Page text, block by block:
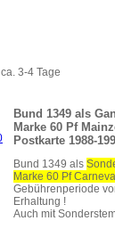
ca. 3-4 Tage
Bund 1349 als
Marke 60 Pf
Postkarte 1988-
Bund 1349 als
Marke 60 Pf
Gebührenperiode
Erhaltung !
Auch mit